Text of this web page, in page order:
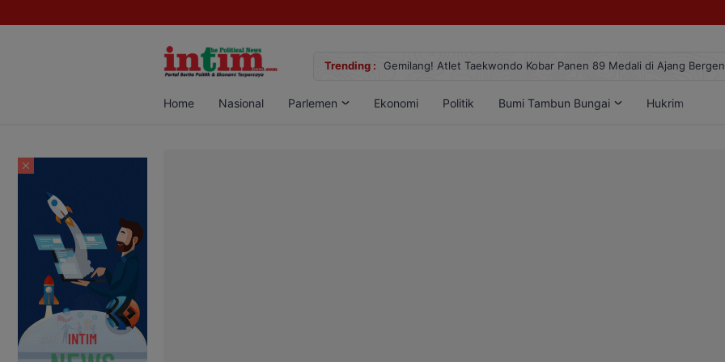
Trending :
Sabu di Pangkalan Bun, Dua Pelaku Diamankan Gemilang! Atlet Taekwondo Kobar Panen 89 Medali di Ajang
Home Nasional Parlemen Ekonomi Politik Bumi Tambun Bungai Hukrim